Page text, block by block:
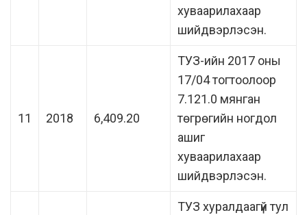
хуваарилахаар
шийдвэрлэсэн.
11 2018 6,409.20
ТУЗ-ийн 2017 оны
17/04 тогтоолоор
7.121.0 мянган
төгрөгийн ногдол
ашиг
хуваарилахаар
шийдвэрлэсэн.
ТУЗ хуралдаагүй тул